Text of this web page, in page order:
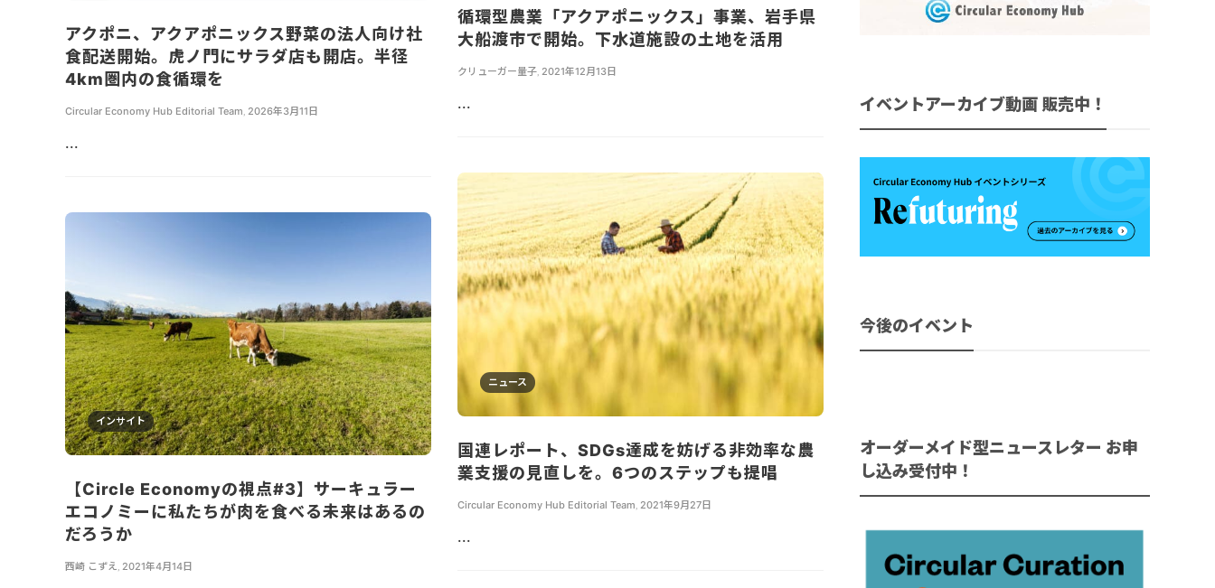
アクポニ、アクアポニックス野菜の法人向け社
食配送開始。虎ノ門にサラダ店も開店。半径
4km圏内の食循環を
Circular Economy Hub Editorial Team 2026年3月11日
...
循環型農業「アクアポニックス」事業、岩手県
大船渡市で開始。下水道施設の土地を活用
クリューガー量子, 2021年12月13日
...
ニュース
国連レポート、SDGs達成を妨げる非効率な農
業支援の見直しを。6つのステップも提唱
Circular Economy Hub Editorial Team 2021年9月27日
...
インサイト
【Circle Economyの視点#3】サーキュラー
エコノミーに私たちが肉を食べる未来はあるの
だろうか
西崎 こずえ, 2021年4月14日
イベントアーカイブ動画 販売中！
今後のイベント
オーダーメイド型ニュースレター お申
し込み受付中！